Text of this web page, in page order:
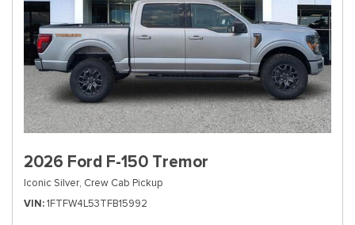
2026 Ford F-150 Tremor
Iconic Silver, Crew Cab Pickup
VIN 1FTFW4L53TFB15992